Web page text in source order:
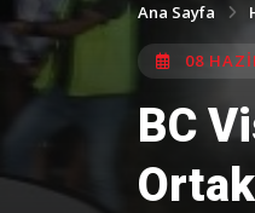
Ana Sayfa
08
BC